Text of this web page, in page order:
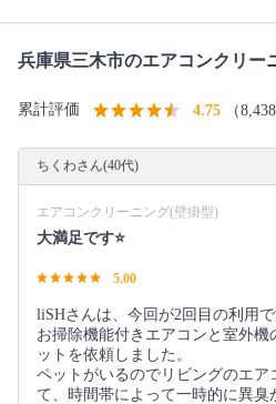
兵庫県三木市のエアコンクリー
累計評価 4.75 （
ちくわさん(40代)
エアコンクリーニング(壁掛型)
大満足です⭐️
5.00
liSHさんは、今回が2回目の利用で
お掃除機能付きエアコンと室外
ットを依頼しました。
ペットがいるのでリビングのエア
て、時間帯によって一時的に異